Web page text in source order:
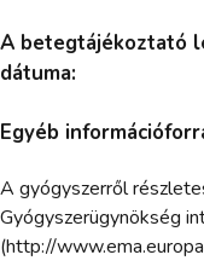
A betegtájékoztató
dátuma:
Egyéb
A gyógyszerről
Gyógyszerügynökség
(http://